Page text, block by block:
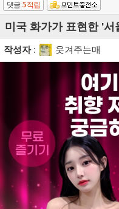
댓글:5적립
미국 화가가 표현한 '서
작성자: 웃겨주는매